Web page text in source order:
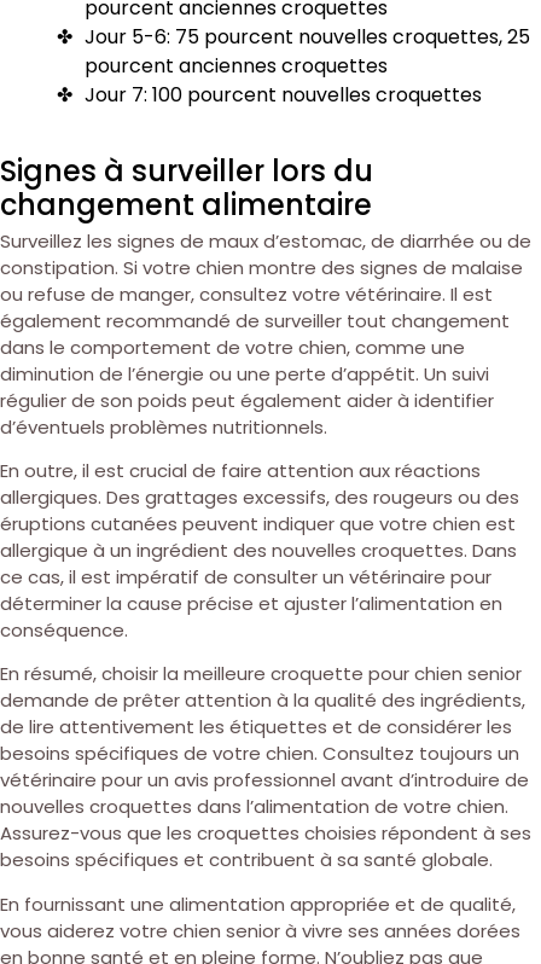
pourcent anciennes croquettes
Jour 5-6: 75 pourcent nouvelles croquettes, 25
pourcent anciennes croquettes
Jour 7: 100 pourcent nouvelles croquettes
Signes à surveiller lors du
changement alimentaire
Surveillez les signes de maux d’estomac, de diarrhée ou de
constipation. Si votre chien montre des signes de malaise
ou refuse de manger, consultez votre vétérinaire. Il est
également recommandé de surveiller tout changement
dans le comportement de votre chien, comme une
diminution de l’énergie ou une perte d’appétit. Un suivi
régulier de son poids peut également aider à identifier
d’éventuels problèmes nutritionnels.
En outre, il est crucial de faire attention aux réactions
allergiques. Des grattages excessifs, des rougeurs ou des
éruptions cutanées peuvent indiquer que votre chien est
allergique à un ingrédient des nouvelles croquettes. Dans
ce cas, il est impératif de consulter un vétérinaire pour
déterminer la cause précise et ajuster l’alimentation en
conséquence.
En résumé, choisir la meilleure croquette pour chien senior
demande de prêter attention à la qualité des ingrédients,
de lire attentivement les étiquettes et de considérer les
besoins spécifiques de votre chien. Consultez toujours un
vétérinaire pour un avis professionnel avant d’introduire de
nouvelles croquettes dans l’alimentation de votre chien.
Assurez-vous que les croquettes choisies répondent à ses
besoins spécifiques et contribuent à sa santé globale.
En fournissant une alimentation appropriée et de qualité,
vous aiderez votre chien senior à vivre ses années dorées
en bonne santé et en pleine forme. N’oubliez pas que